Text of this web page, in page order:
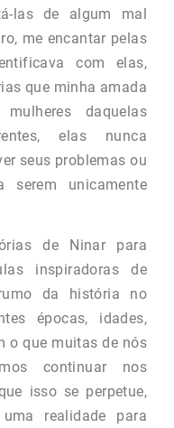
las de algum mal
me encantar pelas
com elas,
que minha amada
daquelas
elas nunca
seus problemas ou
serem unicamente
de Ninar para
inspiradoras de
da história no
épocas, idades,
o que muitas de nós
continuar nos
isso se perpetue,
realidade para